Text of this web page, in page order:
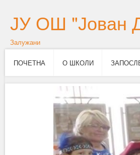
ЈУ ОШ "Јован
Залужани
ПОЧЕТНА О ШКОЛИ